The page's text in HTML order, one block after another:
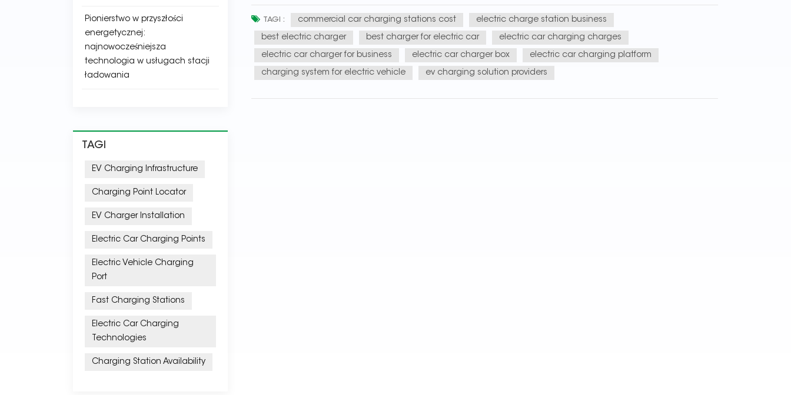
TAGI : commercial car charging stations cost electric charge station business
best electric charger best charger for electric car electric car charging charges
electric car charger for business electric car charger box electric car charging platform
charging system for electric vehicle ev charging solution providers
Pionierstwo w przyszłości
energetycznej:
najnowocześniejsza
technologia w usługach stacji
ładowania
TAGI
EV Charging Infrastructure
Charging Point Locator
EV Charger Installation
Electric Car Charging Points
Electric Vehicle Charging
Port
Fast Charging Stations
Electric Car Charging
Technologies
Charging Station Availability